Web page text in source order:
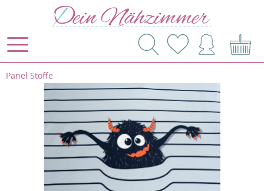
Panel Stoffe